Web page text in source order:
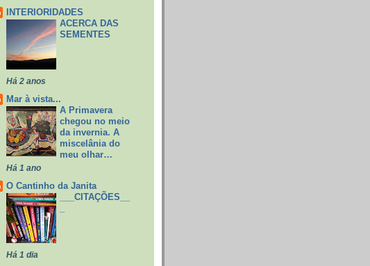
INTERIORIDADES
ACERCA DAS
SEMENTES
Há 2 anos
Mar à vista...
A Primavera
chegou no meio
da invernia. A
miscelânia do
meu olhar…
Há 1 ano
O Cantinho da Janita
___CITAÇÕES__
Há 1 dia